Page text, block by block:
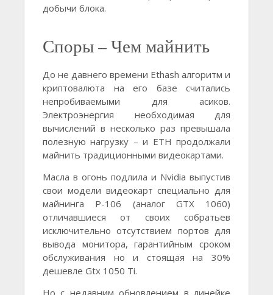
добычи блока.
Споры – Чем майнить
До не давнего времени Ethash алгоритм и
криптовалюта на его базе считались
непробиваемыми для асиков.
Электроэнергия необходимая для
вычислений в несколько раз превышала
полезную нагрузку – и ETH продолжали
майнить традиционными видеокартами.
Масла в огонь подлила и Nvidia выпустив
свои модели видеокарт специально для
майнинга P-106 (аналог GTX 1060)
отличавшиеся от своих собратьев
исключительно отсутствием портов для
вывода монитора, гарантийным сроком
обслуживания но и стоящая на 30%
дешевле Gtx 1050 Ti.
Но с недавним обновлением в линейке